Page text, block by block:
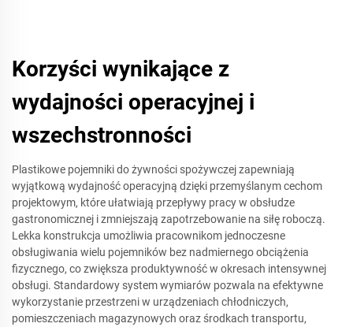
Korzyści wynikające z
wydajności operacyjnej i
wszechstronności
Plastikowe pojemniki do żywności spożywczej zapewniają
wyjątkową wydajność operacyjną dzięki przemyślanym cechom
projektowym, które ułatwiają przepływy pracy w obsłudze
gastronomicznej i zmniejszają zapotrzebowanie na siłę roboczą.
Lekka konstrukcja umożliwia pracownikom jednoczesne
obsługiwania wielu pojemników bez nadmiernego obciążenia
fizycznego, co zwiększa produktywność w okresach intensywnej
obsługi. Standardowy system wymiarów pozwala na efektywne
wykorzystanie przestrzeni w urządzeniach chłodniczych,
pomieszczeniach magazynowych oraz środkach transportu,